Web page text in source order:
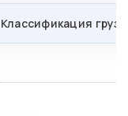
Классификация